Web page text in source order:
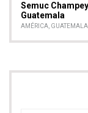
Semuc
Guatemala
AMÉRICA, GUATEMALA